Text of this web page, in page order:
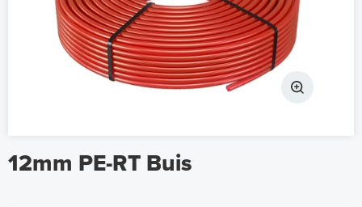
12mm PE-RT Buis